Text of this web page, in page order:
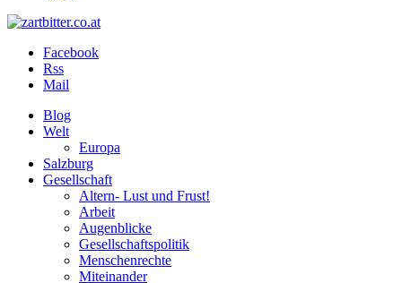
Facebook
Rss
Mail
Blog
Welt
Europa
Salzburg
Gesellschaft
Altern- Lust und Frust!
Arbeit
Augenblicke
Gesellschaftspolitik
Menschenrechte
Miteinander